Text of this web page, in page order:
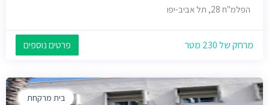
הפלמ"ח 28, תל אביב-יפו
מרחק של 230 מטר פרטים נוספים
בית מרקחת